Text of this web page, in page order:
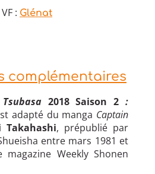
: Glénat
complémentaires
2018 Saison 2 :
adapté du manga Captain
Takahashi, prépublié par
entre mars 1981 et
Weekly Shonen